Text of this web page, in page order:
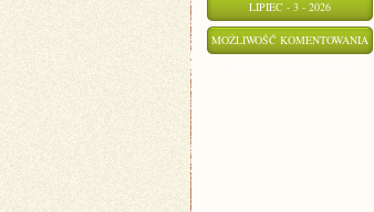
LIPIEC - 3 - 2026
MOŻLIWOŚĆ KOMENTOWANIA